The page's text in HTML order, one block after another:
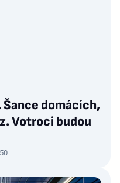
domácích,
Votroci budou